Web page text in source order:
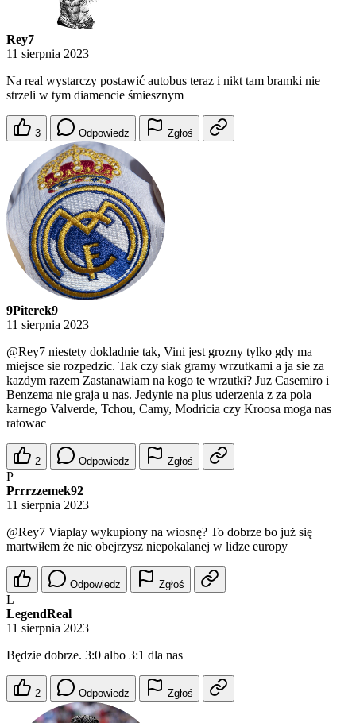
Rey7
11 sierpnia 2023
Na real wystarczy postawić autobus teraz i nikt tam bramki nie
strzeli w tym diamencie śmiesznym
3 Odpowiedz Zgłoś
9Piterek9
11 sierpnia 2023
@Rey7 niestety dokladnie tak, Vini jest grozny tylko gdy ma
miejsce sie rozpedzic. Tak czy siak gramy wrzutkami a ja sie za
kazdym razem Zastanawiam na kogo te wrzutki? Juz Casemiro i
Benzema nie graja u nas. Jedynie na plus uderzenia z za pola
karnego Valverde, Tchou, Camy, Modricia czy Kroosa moga nas
ratowac
2 Odpowiedz Zgłoś
P
Prrrzzemek92
11 sierpnia 2023
@Rey7 Viaplay wykupiony na wiosnę? To dobrze bo już się
martwiłem że nie obejrzysz niepokalanej w lidze europy
Odpowiedz Zgłoś
L
LegendReal
11 sierpnia 2023
Będzie dobrze. 3:0 albo 3:1 dla nas
2 Odpowiedz Zgłoś